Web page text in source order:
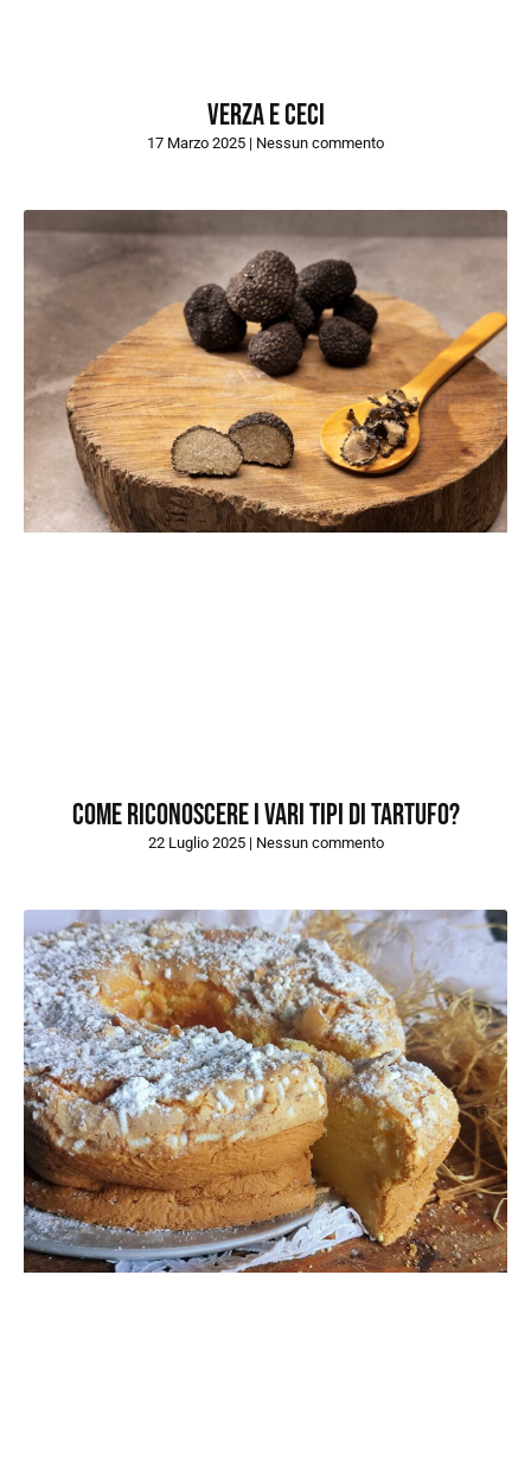
Verza e ceci
17 Marzo 2025 Nessun commento
Come riconoscere i vari tipi di tartufo?
22 Luglio 2025 Nessun commento